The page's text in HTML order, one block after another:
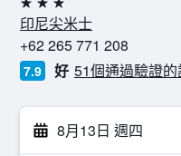
3星級
印尼尖米士
+62 265 771 208
7.9 好 51個通過驗證的
8月13日 週四